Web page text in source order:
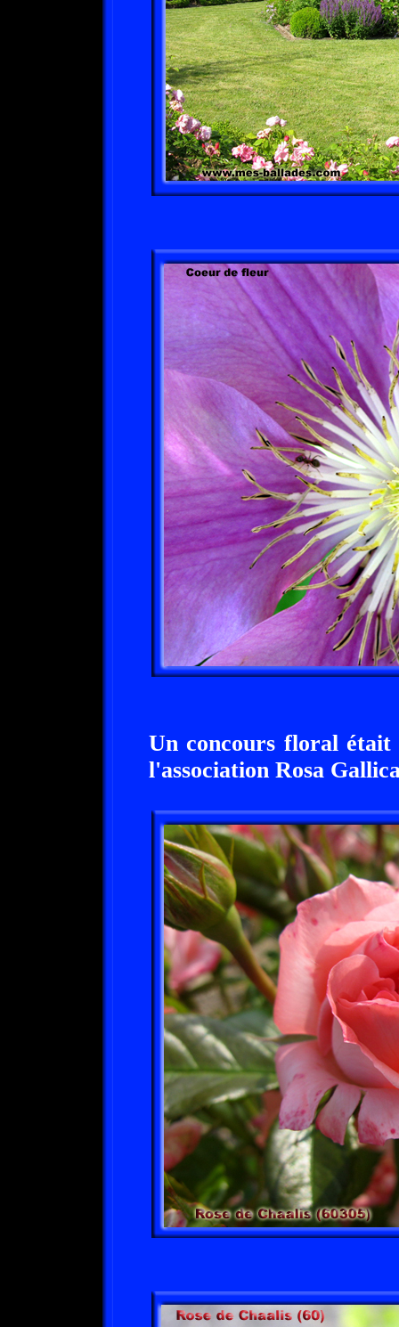
Un concours floral était
l'association Rosa